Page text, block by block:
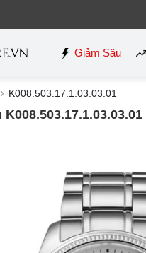
Giảm Sâu
K008.503.17.1.03.03.01